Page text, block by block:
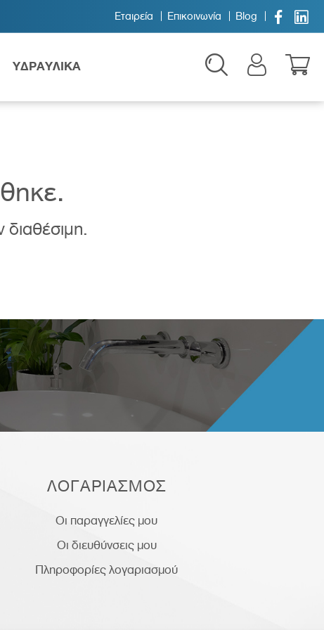
Εταιρεία Επικοινωνία Blog  
ΥΔΡΑΥΛΙΚΑ
διαθέσιμη.
ΛΟΓΑΡΙΑΣΜΟΣ
Οι παραγγελίες μου
Οι διευθύνσεις μου
Πληροφορίες λογαριασμού